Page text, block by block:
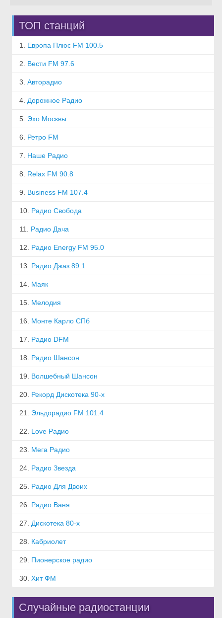
ТОП станций
1. Европа Плюс FM 100.5
2. Вести FM 97.6
3.Авторадио
4. Дорожное Радио
5. Эхо Москвы
6. Ретро FM
7. Наше Радио
8. Relax FM 90.8
9. Business FM 107.4
10. Радио Свобода
11. Радио Дача
12. Радио Energy FM 95.0
13. Радио Джаз 89.1
14. Маяк
15. Мелодия
16. Монте Карло СПб
17. Радио DFM
18. Радио Шансон
19. Волшебный Шансон
20. Рекорд Дискотека 90-х
21. Эльдорадио FM 101.4
22. Love Радио
23. Мега Радио
24. Радио Звезда
25. Радио Для Двоих
26. Радио Ваня
27. Дискотека 80-х
28. Кабриолет
29. Пионерское радио
30.Хит ФМ
Случайные радиостанции